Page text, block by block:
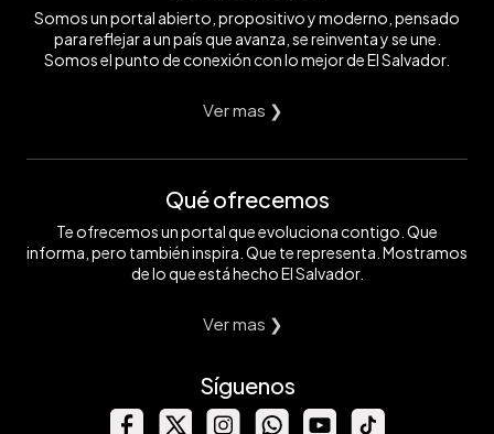
Somos un portal abierto, propositivo y moderno, pensado
para reflejar a un país que avanza, se reinventa y se une.
Somos el punto de conexión con lo mejor de El Salvador.
Ver mas ❯
Qué ofrecemos
Te ofrecemos un portal que evoluciona contigo. Que
informa, pero también inspira. Que te representa. Mostramos
de lo que está hecho El Salvador.
Ver mas ❯
Síguenos